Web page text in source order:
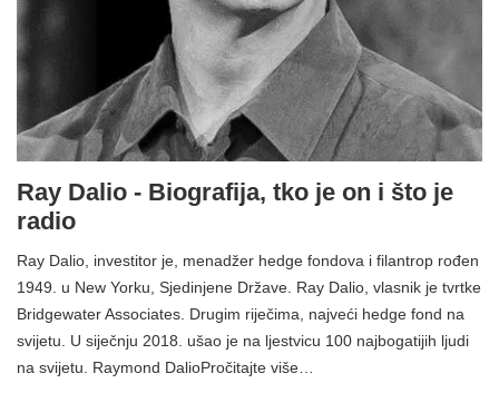
Ray Dalio - Biografija, tko je on i što je
radio
Ray Dalio, investitor je, menadžer hedge fondova i filantrop rođen
1949. u New Yorku, Sjedinjene Države. Ray Dalio, vlasnik je tvrtke
Bridgewater Associates. Drugim riječima, najveći hedge fond na
svijetu. U siječnju 2018. ušao je na ljestvicu 100 najbogatijih ljudi
na svijetu. Raymond DalioPročitajte više…